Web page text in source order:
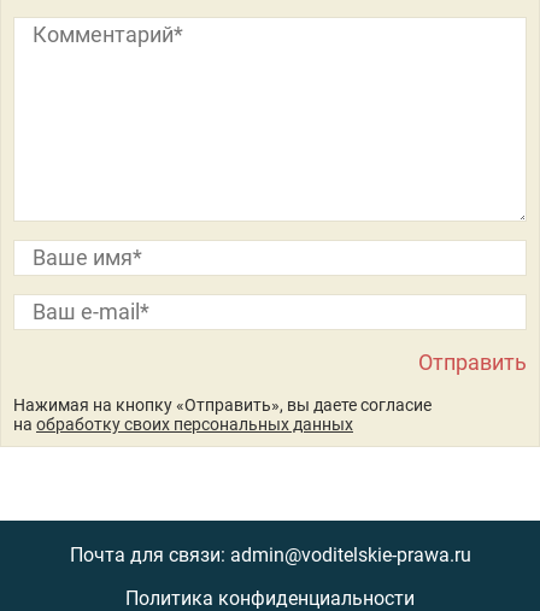
Нажимая на кнопку «Отправить», вы даете согласие
на обработку своих персональных данных
Почта для связи: admin@voditelskie-prawa.ru
Политика конфиденциальности